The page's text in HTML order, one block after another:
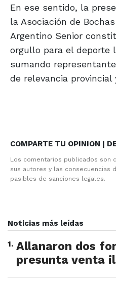
En ese sentido, la
la Asociación de
Argentino Senior
orgullo para el deporte
sumando
de relevancia provincial
COMPARTE TU OPINION |
Los comentarios publicados son
sus autores y las consecuencias
pasibles de sanciones legales.
Noticias más leídas
1. Allanaron dos
presunta venta